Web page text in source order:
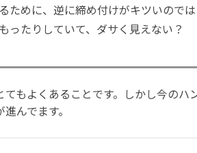
ために、逆に締め付けがキツいのでは
ったりしていて、ダサく見えない？
てもよくあることです。しかし今の
んでます。